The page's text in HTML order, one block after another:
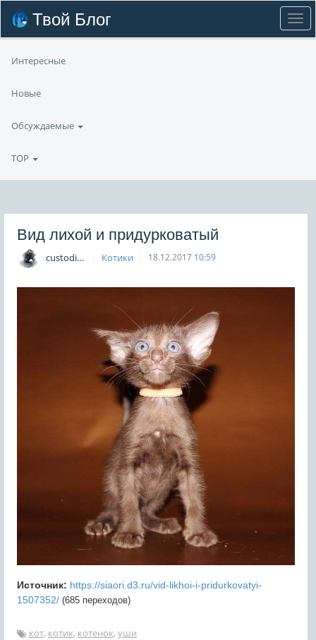
Твой Блог
Интересные
Новые
Обсуждаемые
TOP
Вид лихой и придурковатый
custodian Котики 18.12.2017 10:59
Источник: https://siaori.d3.ru/vid-likhoi-i-pridurkovatyi-
1507352/ (685 переходов)
кот, котик, котенок, уши